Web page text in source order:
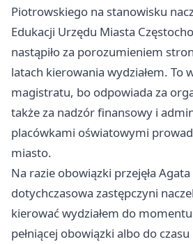
Piotrowskiego na stanowisku
Edukacji Urzędu Miasta
nastąpiło za porozumieniem
latach kierowania wydziałem. To
magistratu, bo odpowiada za
także za nadzór finansowy i
placówkami oświatowymi
miasto.
Na razie obowiązki przejęła Agata
dotychczasowa zastępczyni
kierować wydziałem do
pełniącej obowiązki albo do